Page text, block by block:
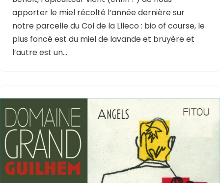
apporter le miel récolté l’année dernière sur
notre parcelle du Col de la Llleco : bio of course, le
plus foncé est du miel de lavande et bruyère et
l’autre est un…